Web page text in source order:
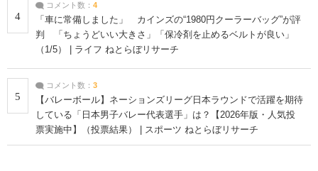
4
コメント数： 4
「車に常備しました」 カインズの“1980円クーラーバッグ”が評
判 「ちょうどいい大きさ」「保冷剤を止めるベルトが良い」
（1/5） | ライフ ねとらぼリサーチ
5
コメント数： 3
【バレーボール】ネーションズリーグ日本ラウンドで活躍を期待
している「日本男子バレー代表選手」は？【2026年版・人気投
票実施中】（投票結果） | スポーツ ねとらぼリサーチ